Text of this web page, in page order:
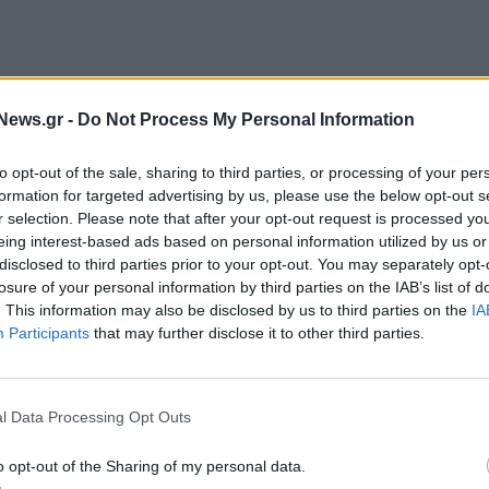
- Do Not Process My Personal Information
opt-out of the sale, sharing to third parties, or processing of your
for targeted advertising by us, please use the below opt-out
selection. Please note that after your opt-out request is processed
interest-based ads based on personal information utilized by us
to third parties prior to your opt-out. You may separately
of your personal information by third parties on the IAB’s list of
This information may also be disclosed by us to third parties on the
Participants that may further disclose it to other third parties.
Data Processing Opt Outs
opt-out of the Sharing of my personal data.
(τοπική ώρα και ώρα Ελλάδας) στην ανατολική
σήμερα σ’ ολόκληρη τη χώρα, διαπίστωσαν
τη μεγαλύτερη κουρδική πόλη της
, και στο δυτικό τμήμα της χώρας,
ο Τούρκος πρόεδρος δήλωσε ότι «
στη χώρα μας
στην έναρξη ενός νέου αιώνα για την Τουρκία.